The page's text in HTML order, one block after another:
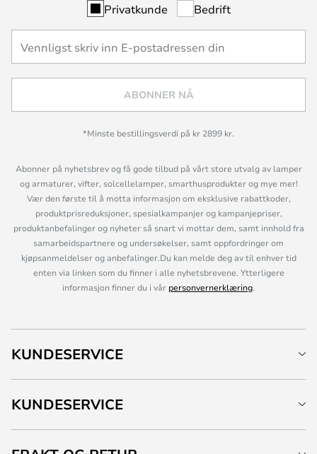
Privatkunde Bedrift
ABONNER NÅ
*Minste bestillingsverdi på kr 2899 kr.
Abonner på nyhetsbrev og få gode tilbud på vårt store utvalg av lamper
og armaturer, vifter, solcellelamper, smarthusprodukter og mye mer!
Vær den første til å motta informasjon om eksklusive rabattkoder,
produktprisreduksjoner, spesialkampanjer og kampanjepriser,
produktanbefalinger og nyheter så snart vi mottar dem, samt innhold fra
samarbeidspartnere og undersøkelser, samt oppfordringer om
kjøpsanmeldelser og anbefalinger.Du kan melde deg av til enhver tid
enten via linken som du finner i alle nyhetsbrevene. Ytterligere
informasjon finner du i vår personvernerklæring.
KUNDESERVICE
KUNDESERVICE